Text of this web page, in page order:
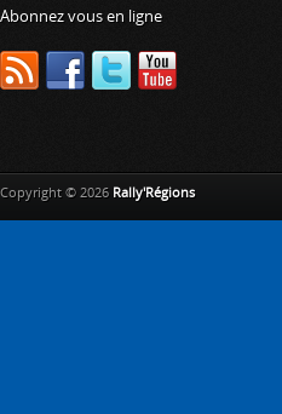
Abonnez vous en ligne
Copyright © 2026 Rally'Régions